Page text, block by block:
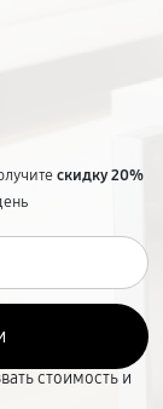
скидку 20%
стоимость и